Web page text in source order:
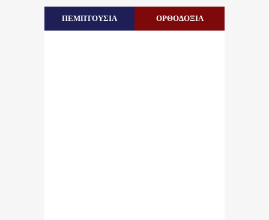
ΠΕΜΠΤΟΥΣΙΑ ΟΡΘΟΔΟΞΙΑ